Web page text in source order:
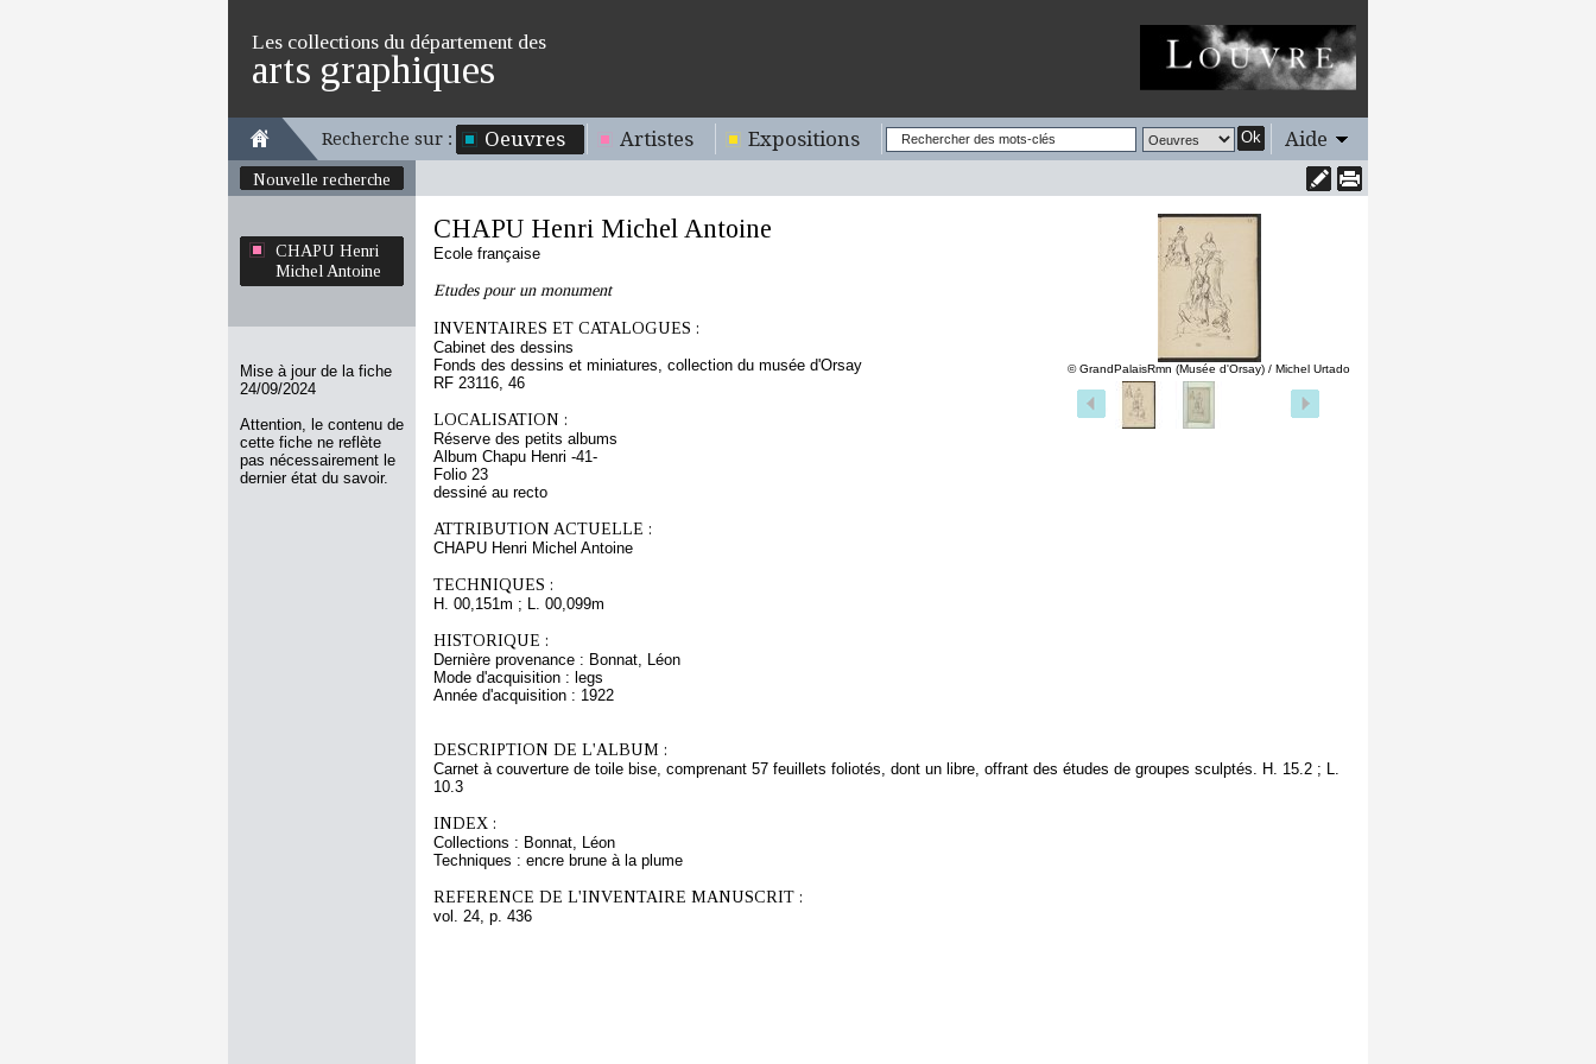
Les collections du département des
arts graphiques
Recherche sur : Oeuvres Artistes Expositions Ok Aide
Nouvelle recherche
CHAPU Henri
Michel Antoine
Mise à jour de la fiche
24/09/2024
Attention, le contenu de
cette fiche ne reflète
pas nécessairement le
dernier état du savoir.
© GrandPalaisRmn (Musée d'Orsay) / Michel Urtado
CHAPU Henri Michel Antoine
Ecole française
Etudes pour un monument
INVENTAIRES ET CATALOGUES :
Cabinet des dessins
Fonds des dessins et miniatures, collection du musée d'Orsay
RF 23116, 46
LOCALISATION :
Réserve des petits albums
Album Chapu Henri -41-
Folio 23
dessiné au recto
ATTRIBUTION ACTUELLE :
CHAPU Henri Michel Antoine
TECHNIQUES :
H. 00,151m ; L. 00,099m
HISTORIQUE :
Dernière provenance : Bonnat, Léon
Mode d'acquisition : legs
Année d'acquisition : 1922
DESCRIPTION DE L'ALBUM :
Carnet à couverture de toile bise, comprenant 57 feuillets foliotés, dont un libre, offrant des études de groupes sculptés. H. 15.2 ; L.
10.3
INDEX :
Collections : Bonnat, Léon
Techniques : encre brune à la plume
REFERENCE DE L'INVENTAIRE MANUSCRIT :
vol. 24, p. 436